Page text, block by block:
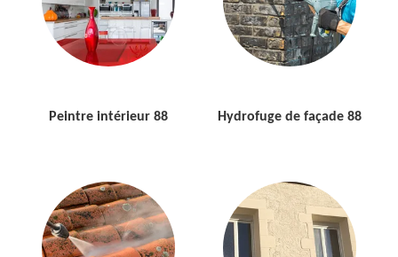
Peintre intérieur 88 Hydrofuge de façade 88